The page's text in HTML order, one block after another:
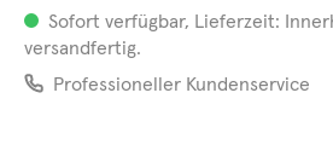
Sofort verfügbar, Lieferzeit:
versandfertig.
Professioneller Kundenservice